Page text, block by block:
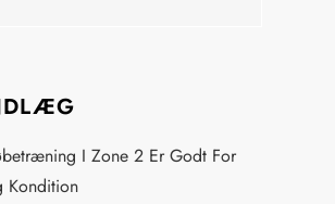
I Zone 2 Er Godt For
Kondition